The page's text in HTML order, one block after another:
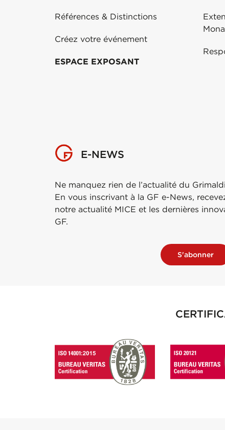
Références & Distinctions
Créez votre événement
ESPACE EXPOSANT
E-NEWS
Ne manquez rien de l’actualité du
En vous inscrivant à la GF e-News,
notre actualité MICE et les dernières
GF.
S'abonner